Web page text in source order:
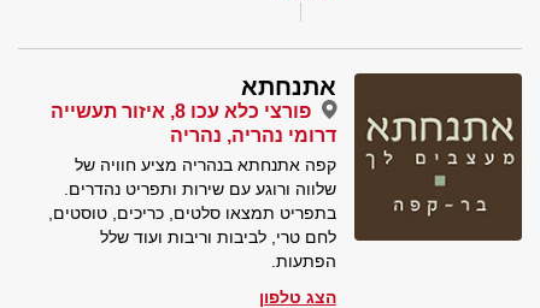
אתנחתא
פורצי כלא עכו 8, איזור תעשייה
דרומי נהריה, נהריה
קפה אתנחתא בנהריה מציע חוויה של
שלווה ורוגע עם שירות ותפריט נהדרים.
בתפריט תמצאו סלטים, כריכים, טוסטים,
לחם טרי, לביבות וריבות ועוד שלל
הפתעות.
הצג טלפון